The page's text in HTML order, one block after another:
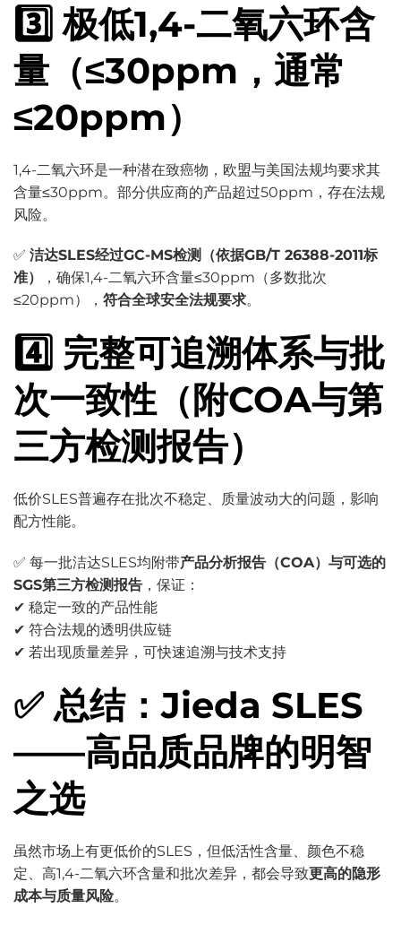
3️⃣ 极低1,4-二氧六环含
量（≤30ppm，通常
≤20ppm）
1,4-二氧六环是一种潜在致癌物，欧盟与美国法规均要求其
含量≤30ppm。部分供应商的产品超过50ppm，存在法规
风险。
✅ 洁达SLES经过GC-MS检测（依据GB/T 26388-2011标
准）
，确保1,4-二氧六环含量≤30ppm（多数批次
≤20ppm）， 符合全球安全法规要求。
4️⃣ 完整可追溯体系与批
次一致性（附COA与第
三方检测报告）
低价SLES普遍存在批次不稳定、质量波动大的问题，影响
配方性能。
✅ 每一批洁达SLES均附带产品分析报告（COA）与可选的
SGS第三方检测报告 ，保证：
✔ 稳定一致的产品性能
✔ 符合法规的透明供应链
✔ 若出现质量差异，可快速追溯与技术支持
✅ 总结：Jieda SLES
——高品质品牌的明智
之选
虽然市场上有更低价的SLES，但低活性含量、颜色不稳
定、高1,4-二氧六环含量和批次差异，都会导致更高的隐形
成本与质量风险。